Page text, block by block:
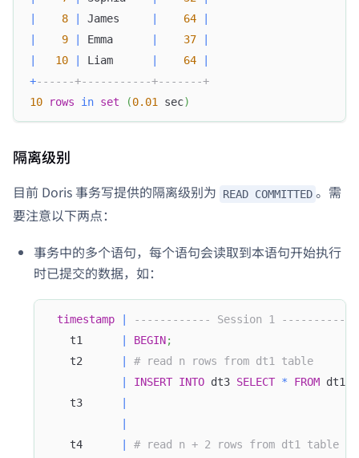
|
8 | James | 64
|
|
9 | Emma | 37
|
|
10 | Liam | 64
|
+------+-----------+-------+
10
rows in set (0.01 sec)
隔离级别
目前 Doris 事务写提供的隔离级别为 READ COMMITTED 。需
要注意以下两点：
事务中的多个语句，每个语句会读取到本语句开始执行
时已提交的数据，如：
timestamp
------------ Session 1
   t1
BEGIN;
   t2
# read n rows from dt1 table
INSERT INTO dt3 SELECT * FROM dt1
   t3
   t4
# read n + 2 rows from dt1 table